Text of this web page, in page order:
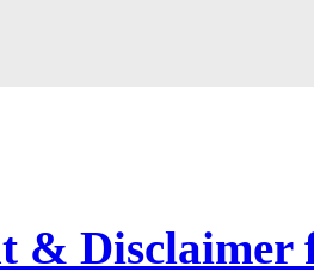
& Disclaimer